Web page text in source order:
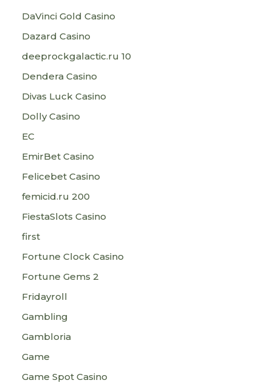
DaVinci Gold Casino
Dazard Casino
deeprockgalactic.ru 10
Dendera Casino
Divas Luck Casino
Dolly Casino
EC
EmirBet Casino
Felicebet Casino
femicid.ru 200
FiestaSlots Casino
first
Fortune Clock Casino
Fortune Gems 2
Fridayroll
Gambling
Gambloria
Game
Game Spot Casino